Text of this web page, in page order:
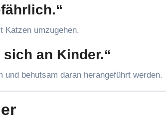
Katzen umzugehen.
an Kinder.“
behutsam daran herangeführt werden.